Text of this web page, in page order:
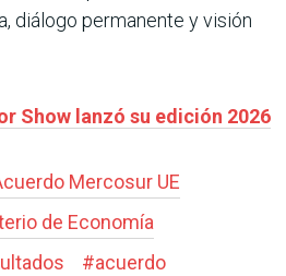
diálogo permanente y visión
Show lanzó su edición 2026
Mercosur UE
de Economía
#acuerdo